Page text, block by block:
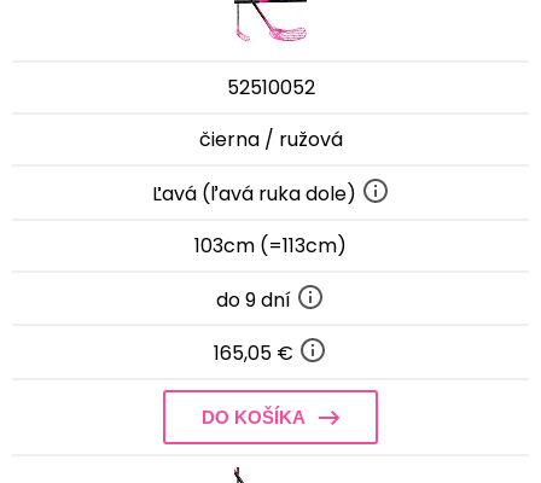
52510052
čierna / ružová
Ľavá (ľavá ruka dole)
103cm (=113cm)
do 9 dní
165,05 €
DO KOŠÍKA